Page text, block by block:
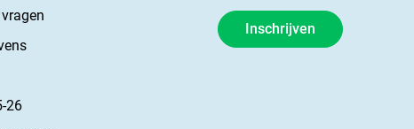
26
Inschrijven